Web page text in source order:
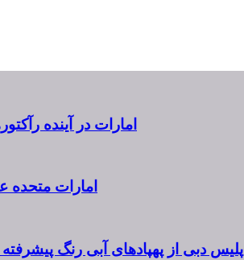
امارات در آینده
امارات متحده عربی ۱۸ ژوئیه را به عنوان روز
پلیس دبی از پهپادهای آبی رنگ